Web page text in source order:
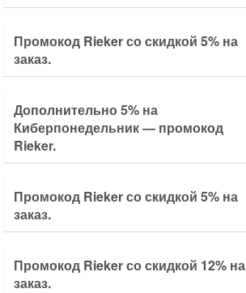
Промокод Rieker со скидкой 5% на
заказ.
Дополнительно 5% на
Киберпонедельник — промокод
Rieker.
Промокод Rieker со скидкой 5% на
заказ.
Промокод Rieker со скидкой 12% на
заказ.